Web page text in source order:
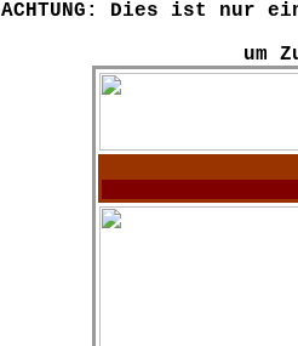
ACHTUNG: Dies ist nur
um